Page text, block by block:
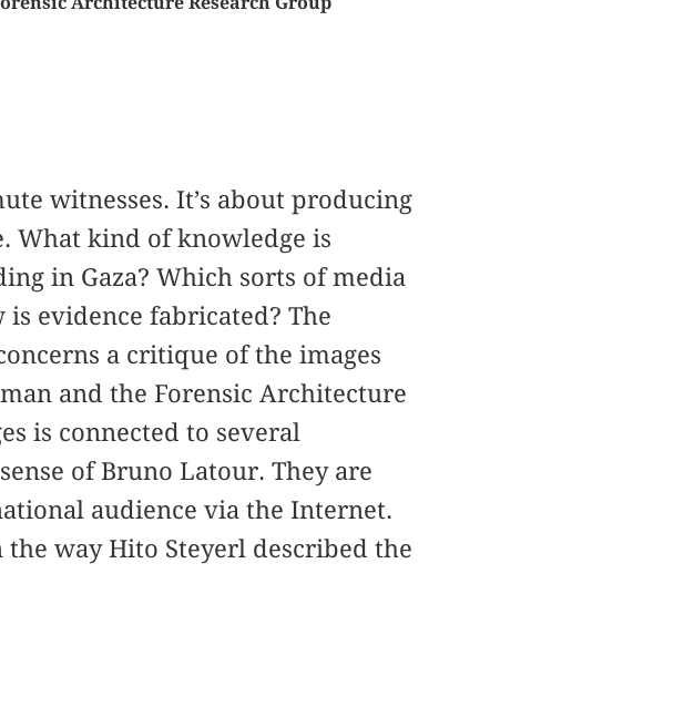
witnesses. It’s about producing
What kind of knowledge is
in Gaza? Which sorts of media
evidence fabricated? The
a critique of the images
and the Forensic Architecture
is connected to several
of Bruno Latour. They are
audience via the Internet.
way Hito Steyerl described the